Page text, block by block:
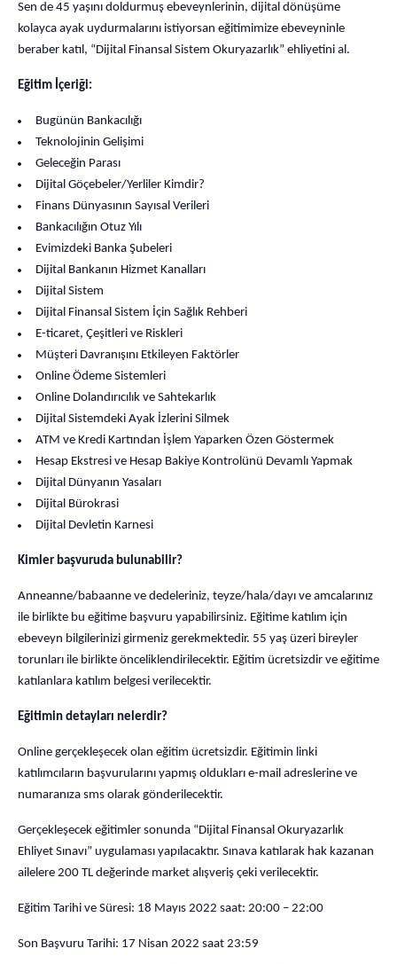
Sen de 45 yaşını doldurmuş ebeveynlerinin, dijital dönüşüme
kolayca ayak uydurmalarını istiyorsan eğitimimize ebeveyninle
beraber katıl, “Dijital Finansal Sistem Okuryazarlık” ehliyetini al.
Eğitim İçeriği:
Bugünün Bankacılığı
Teknolojinin Gelişimi
Geleceğin Parası
Dijital Göçebeler/Yerliler Kimdir?
Finans Dünyasının Sayısal Verileri
Bankacılığın Otuz Yılı
Evimizdeki Banka Şubeleri
Dijital Bankanın Hizmet Kanalları
Dijital Sistem
Dijital Finansal Sistem İçin Sağlık Rehberi
E-ticaret, Çeşitleri ve Riskleri
Müşteri Davranışını Etkileyen Faktörler
Online Ödeme Sistemleri
Online Dolandırıcılık ve Sahtekarlık
Dijital Sistemdeki Ayak İzlerini Silmek
ATM ve Kredi Kartından İşlem Yaparken Özen Göstermek
Hesap Ekstresi ve Hesap Bakiye Kontrolünü Devamlı Yapmak
Dijital Dünyanın Yasaları
Dijital Bürokrasi
Dijital Devletin Karnesi
Kimler başvuruda bulunabilir?
Anneanne/babaanne ve dedeleriniz, teyze/hala/dayı ve amcalarınız
ile birlikte bu eğitime başvuru yapabilirsiniz. Eğitime katılım için
ebeveyn bilgilerinizi girmeniz gerekmektedir. 55 yaş üzeri bireyler
torunları ile birlikte önceliklendirilecektir. Eğitim ücretsizdir ve eğitime
katılanlara katılım belgesi verilecektir.
Eğitimin detayları nelerdir?
Online gerçekleşecek olan eğitim ücretsizdir. Eğitimin linki
katılımcıların başvurularını yapmış oldukları e-mail adreslerine ve
numaranıza sms olarak gönderilecektir.
Gerçekleşecek eğitimler sonunda “Dijital Finansal Okuryazarlık
Ehliyet Sınavı” uygulaması yapılacaktır. Sınava katılarak hak kazanan
ailelere 200 TL değerinde market alışveriş çeki verilecektir.
Eğitim Tarihi ve Süresi: 18 Mayıs 2022 saat: 20:00 – 22:00
Son Başvuru Tarihi: 17 Nisan 2022 saat 23:59